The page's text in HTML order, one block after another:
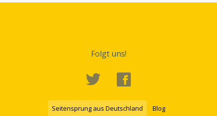
Folgt uns!
Seitensprung aus Deutschland Blog